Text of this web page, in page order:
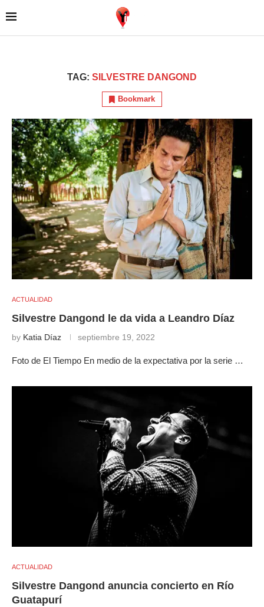
TAG: SILVESTRE DANGOND
Bookmark
ACTUALIDAD
Silvestre Dangond le da vida a Leandro Díaz
by Katia Díaz septiembre 19, 2022
Foto de El Tiempo En medio de la expectativa por la serie …
ACTUALIDAD
Silvestre Dangond anuncia concierto en Río
Guatapurí